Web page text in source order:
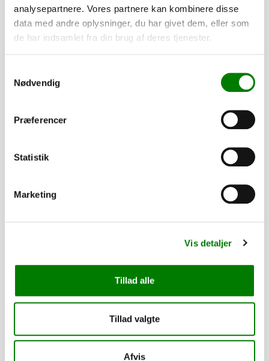
analysepartnere. Vores partnere kan kombinere disse
data med andre oplysninger, du har givet dem, eller som
de har indsamlet fra din brug af deres tjenester.
Nødvendig
Præferencer
Statistik
Marketing
Vis detaljer
Tillad alle
Tillad valgte
Afvis
Reservehjulsholder 3518 M3/M4/B4
SKU: 40522
ekskl. moms
Finansering med SparXpres